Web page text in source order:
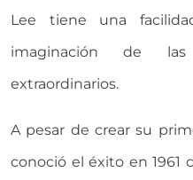
Lee tiene una
imaginación de
extraordinarios.
A pesar de crear su
conoció el éxito en 1961